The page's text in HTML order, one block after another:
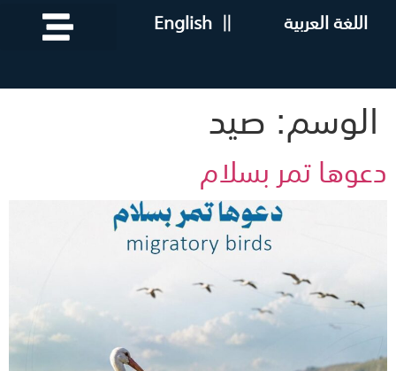
English || اللغة العربية
الوسم: صيد
دعوها تمر بسلام